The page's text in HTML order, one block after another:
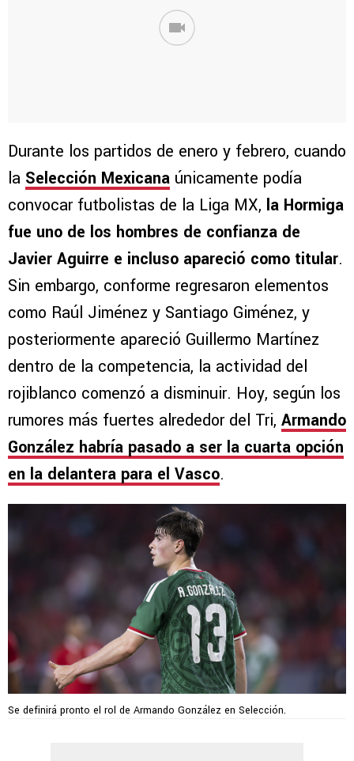
Durante los partidos de enero y febrero, cuando
la Selección Mexicana únicamente podía
convocar futbolistas de la Liga MX, la Hormiga
fue uno de los hombres de confianza de
Javier Aguirre e incluso apareció como titular.
Sin embargo, conforme regresaron elementos
como Raúl Jiménez y Santiago Giménez, y
posteriormente apareció Guillermo Martínez
dentro de la competencia, la actividad del
rojiblanco comenzó a disminuir. Hoy, según los
rumores más fuertes alrededor del Tri, Armando
González habría pasado a ser la cuarta opción
en la delantera para el Vasco.
Se definirá pronto el rol de Armando González en Selección.